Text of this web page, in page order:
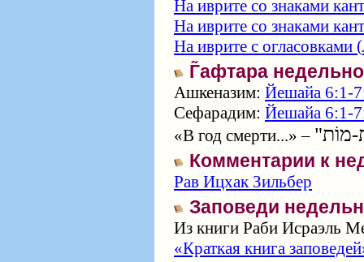
На иврите со знаками
На иврите со знаками
На иврите с огласовками (
Г̃афтара
Ашкеназим: Йешайа 6:1-
Сефарадим: Йешайа 6:1-
«В год смерти...» –
Комментарии к
Рав Ицхак Зильбер
Заповеди
Из книги Раби Исраэль
«Краткая книга